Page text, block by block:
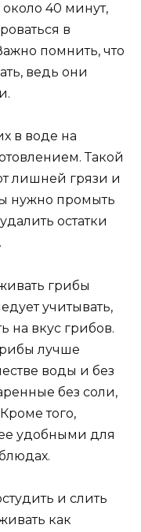
40 минут,
в
помнить, что
ведь они
в воде на
Такой
лишней грязи и
нужно промыть
остатки
грибы
учитывать,
на вкус грибов.
лучше
воды и без
без соли,
того,
удобными для
и слить
как